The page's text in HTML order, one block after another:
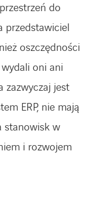
do
przedstawiciel
oszczędności
oni ani
zazwyczaj jest
ERP, nie mają
stanowisk w
i rozwojem